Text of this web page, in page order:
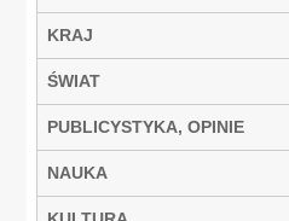
KRAJ
ŚWIAT
PUBLICYSTYKA, OPINIE
NAUKA